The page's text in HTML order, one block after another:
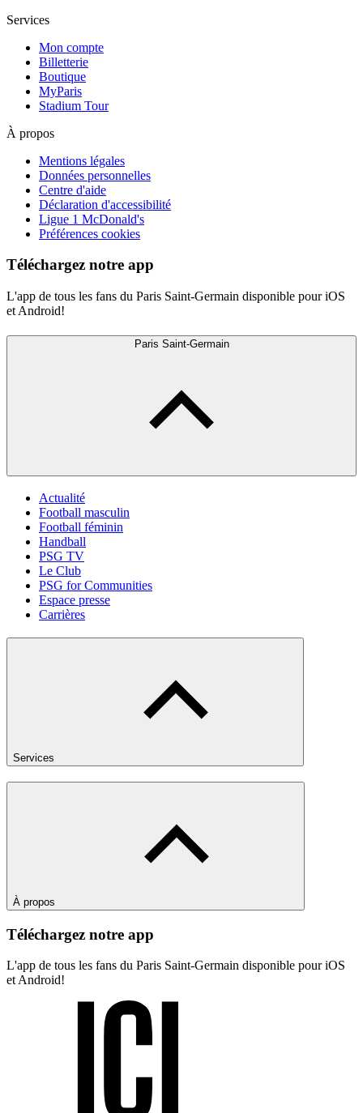
Services
Mon compte
Billetterie
Boutique
MyParis
Stadium Tour
À propos
Mentions légales
Données personnelles
Centre d'aide
Déclaration d'accessibilité
Ligue 1 McDonald's
Préférences cookies
Téléchargez notre app
L'app de tous les fans du Paris Saint-Germain disponible pour iOS
et Android!
Paris Saint-Germain
Actualité
Football masculin
Football féminin
Handball
PSG TV
Le Club
PSG for Communities
Espace presse
Carrières
Services
À propos
Téléchargez notre app
L'app de tous les fans du Paris Saint-Germain disponible pour iOS
et Android!